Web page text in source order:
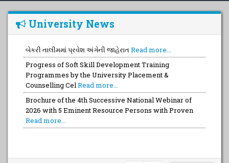
University News
બેકરી તાલીમમાં પ્રવેશ અંગેની જાહેરાત Read more...
Progress of Soft Skill Development Training
Programmes by the University Placement &
Counselling CelRead more...
Brochure of the 4th Successive National Webinar of
2026 with 5 Eminent Resource Persons with Proven
Read more...